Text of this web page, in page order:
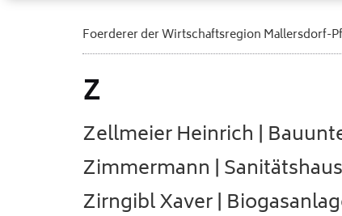
Foerderer der Wirtschaftsregion Mallersdorf-
Z
Zellmeier Heinrich |
Zimmermann | Sanitätshaus
Zirngibl Xaver |